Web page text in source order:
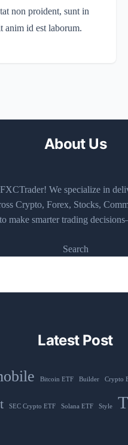
non proident, sunt in
anim id est laborum.
About Us
We specialize in
Crypto, Forex, Stocks,
make smarter trading
Search
Latest Post
Bitcoin ETF Builder Crypto
SEC Crypto ETF Solana ETF Style